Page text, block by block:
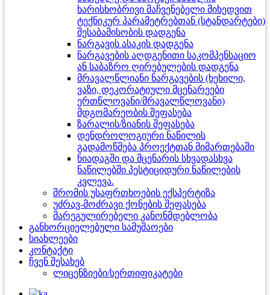
ხარისხობრივი მაჩვენებელი მიხედვით
ტექნიკურ პარამეტრებთან (სტანდარტები)
შესაბამისობის დადგენა
ნარგავის ასაკის დადგენა
ნარგავების აღდგენითი საკომპენსაციო
ან საბაზრო ღირებულების დადგენა
მრავალწლიანი ნარგავების (ხეხილი,
ვაზი, დეკორატიული მცენარეები
ერთწლოვანი/მრავალწლოვანი)
მდგომარეობის შეფასება
ზარალის/ზიანის შეფასება
დენდროლოგიური ნაწილის
გადამოწმება პროექტთან მიმართებაში
ნიადაგში და მცენარის სხვადასხვა
ნაწილებში პესტიციდური ნაწილების
კვლევა.
შრომის უსაფრთხოების ექსპერტიზა
უძრავ-მოძრავი ქონების შეფასება
მარეგულირებელი კანონმდებლობა
განხორციელებული სამუშაოები
სიახლეები
კონტაქტი
ჩვენ შესახებ
ლიცენზიები/სერთიფიკატები